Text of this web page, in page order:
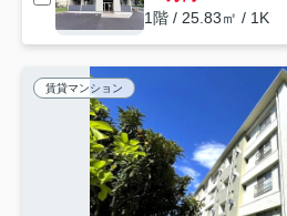
1階 / 25.83㎡ / 1K
賃貸マンション